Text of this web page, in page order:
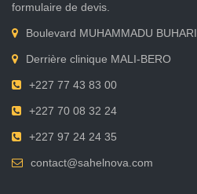
formulaire de devis.
Boulevard MUHAMMADU BUHARI
Derrière clinique MALI-BERO
+227 77 43 83 00
+227 70 08 32 24
+227 97 24 24 35
contact@sahelnova.com